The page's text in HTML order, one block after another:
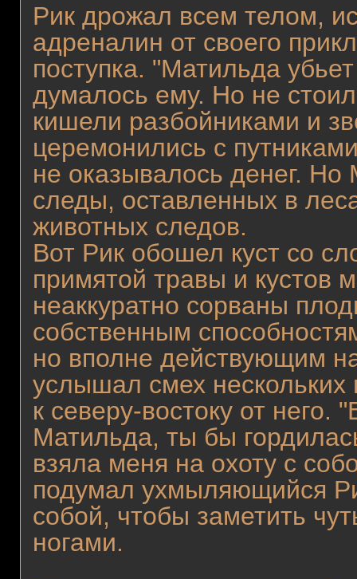
Рик дрожал всем телом,
адреналин от своего
поступка. "Матильда
думалось ему. Но не
кишели разбойниками и
церемонились с
не оказывалось денег.
следы, оставленных в
животных следов.
Вот Рик обошел куст со
примятой травы и кустов
неаккуратно сорваны
собственным
но вполне действующим
услышал смех нескольких
к северу-востоку от
Матильда, ты бы
взяла меня на охоту с
подумал ухмыляющийся
собой, чтобы заметить
ногами.